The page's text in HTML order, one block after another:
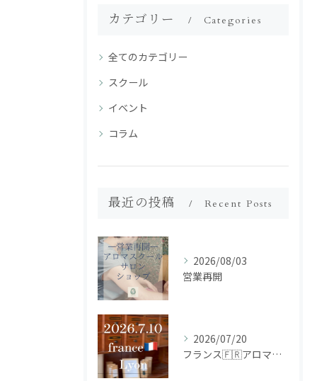
カテゴリー Categories
全てのカテゴリー
スクール
イベント
コラム
最近の投稿 Recent Posts
2026/08/03
営業再開
2026/07/20
フランス🇫🇷アロマ研修ツアー𝗱𝗮𝘆𝟮